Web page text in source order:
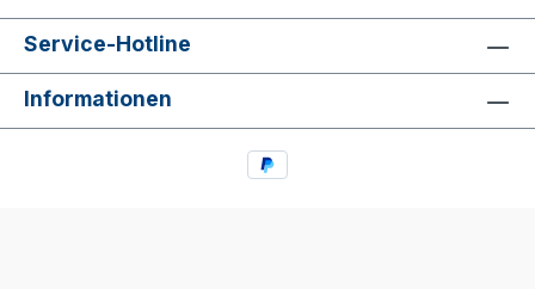
Service-Hotline
Informationen